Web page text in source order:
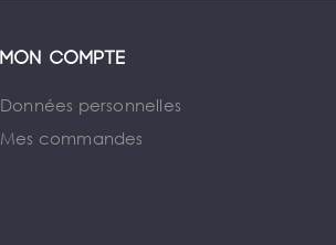
Mon compte
Données personnelles
Mes commandes